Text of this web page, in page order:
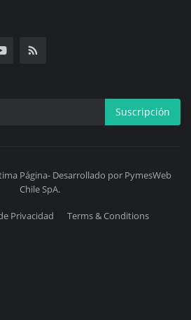
Suscripción
Página- Desarrollado por PymesWeb
Chile SpA.
Privacidad Terms & Conditions